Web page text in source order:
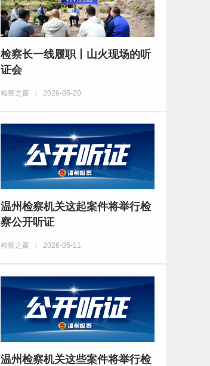
检察长一线履职丨山火现场的听
证会
检察之窗 | 2026-05-20
温州检察机关这起案件将举行检
察公开听证
检察之窗 | 2026-05-11
温州检察机关这些案件将举行检